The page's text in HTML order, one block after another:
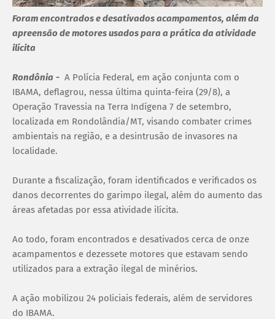
Foram encontrados e desativados acampamentos, além da
apreensão de motores usados para a prática da atividade
ilícita
Rondônia - A Polícia Federal, em ação conjunta com o
IBAMA, deflagrou, nessa última quinta-feira (29/8), a
Operação Travessia na Terra Indígena 7 de setembro,
localizada em Rondolândia/MT, visando combater crimes
ambientais na região, e a desintrusão de invasores na
localidade.
Durante a fiscalização, foram identificados e verificados os
danos decorrentes do garimpo ilegal, além do aumento das
áreas afetadas por essa atividade ilícita.
Ao todo, foram encontrados e desativados cerca de onze
acampamentos e dezessete motores que estavam sendo
utilizados para a extração ilegal de minérios.
A ação mobilizou 24 policiais federais, além de servidores
do IBAMA.